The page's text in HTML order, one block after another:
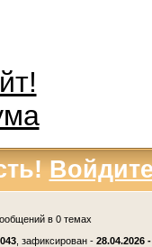
в 0 темах
, зафиксирован - 28.04.2026